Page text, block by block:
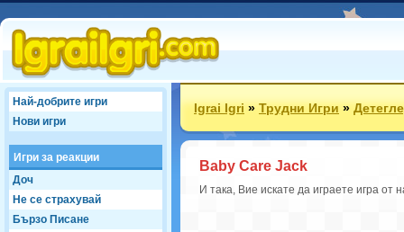
Най-добрите игри
Нови игри
Игри за реакции
Доч
Не се страхувай
Бързо Писане
Igrai Igri»Трудни Игри»
Baby Care Jack
И така, Вие искате да играете игра от